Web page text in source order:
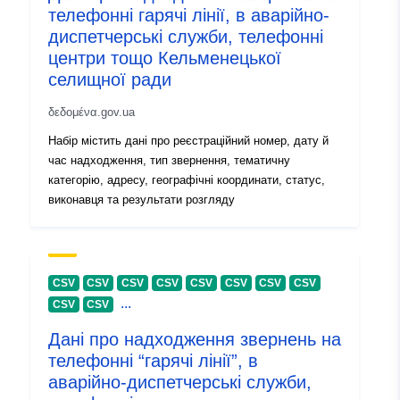
73b37d5725a6
uriRef:
http://data.europa.eu/88u/dataset/
Πληροφορίες
έκδοσης:
телефонні гарячі лінії, в аварійно-
диспетчерські служби, телефонні
центри тощо Кельменецької
селищної ради
δεδομένα.gov.ua
Набір містить дані про реєстраційний номер, дату й
час надходження, тип звернення, тематичну
категорію, адресу, географічні координати, статус,
виконавця та результати розгляду
CSV CSV CSV CSV CSV CSV CSV
CSV
CSV
CSV ...
Дані про надходження звернень на
телефонні “гарячі лінії”, в
аварійно-диспетчерські служби,